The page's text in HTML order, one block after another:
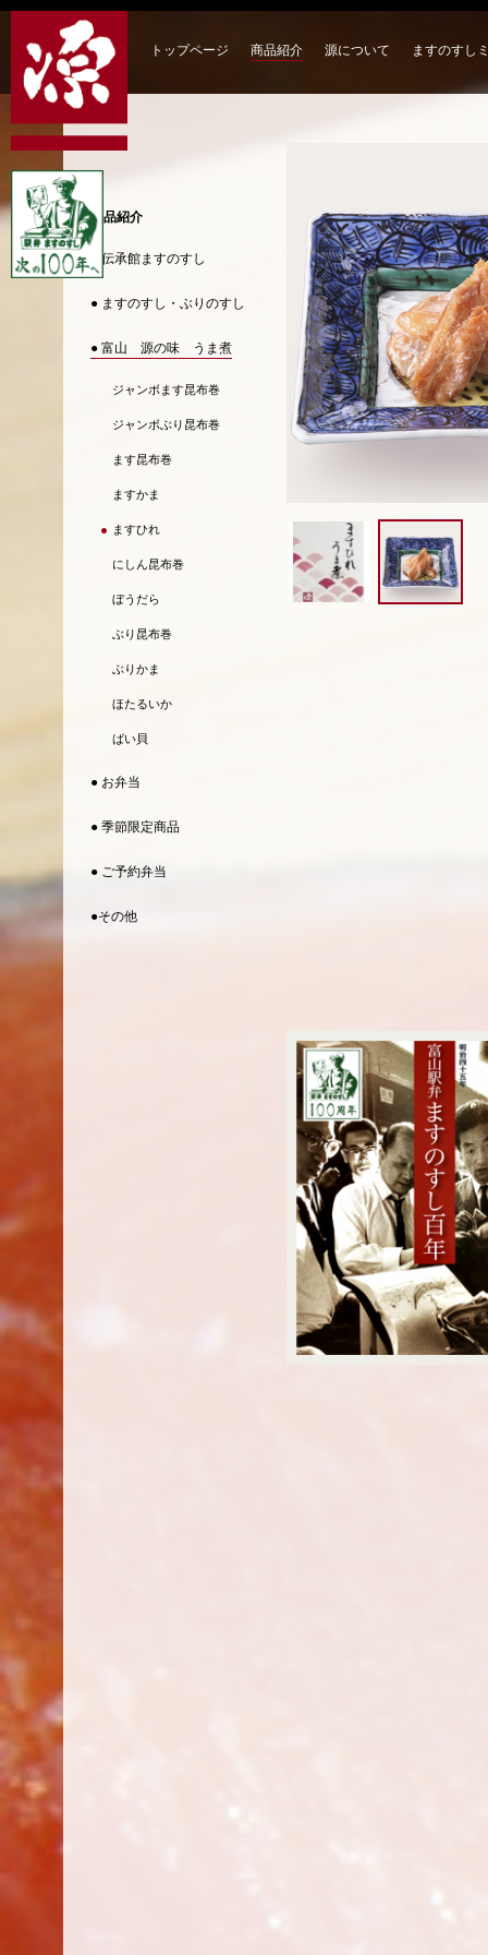
トップページ 商品紹介 源について ますのすし
商品紹介
● 伝承館ますのすし
● ますのすし・ぶりのすし
● 富山 源の味 うま煮
ジャンボます昆布巻
ジャンボぶり昆布巻
ます昆布巻
ますかま
ますひれ
にしん昆布巻
ぼうだら
ぶり昆布巻
ぶりかま
ほたるいか
ばい貝
● お弁当
● 季節限定商品
● ご予約弁当
●その他